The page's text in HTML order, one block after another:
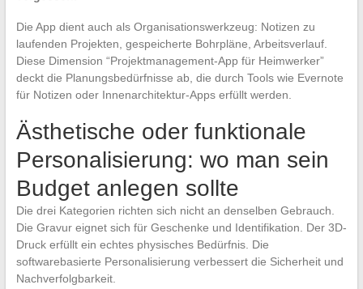
Die App dient auch als Organisationswerkzeug: Notizen zu
laufenden Projekten, gespeicherte Bohrpläne, Arbeitsverlauf.
Diese Dimension “Projektmanagement-App für Heimwerker”
deckt die Planungsbedürfnisse ab, die durch Tools wie Evernote
für Notizen oder Innenarchitektur-Apps erfüllt werden.
Ästhetische oder funktionale
Personalisierung: wo man sein
Budget anlegen sollte
Die drei Kategorien richten sich nicht an denselben Gebrauch.
Die Gravur eignet sich für Geschenke und Identifikation. Der 3D-
Druck erfüllt ein echtes physisches Bedürfnis. Die
softwarebasierte Personalisierung verbessert die Sicherheit und
Nachverfolgbarkeit.